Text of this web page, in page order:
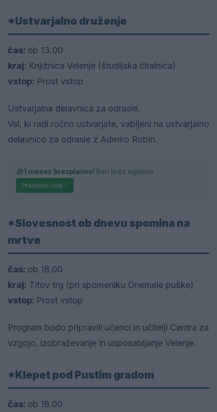
*Ustvarjalno druženje
čas: ob 13.00
kraj: Knjižnica Velenje (študijska čitalnica)
vstop: Prost vstop
Ustvarjalna delavnica za odrasle.
Vsi, ki radi ročno ustvarjate, vabljeni na ustvarjalno
delavnico za odrasle z Admiro Robin.
🎁1 mesec brezplačno! Beri brez oglasov
Preizkusi zdaj
*Slovesnost ob dnevu spomina na
mrtve
čas: ob 18.00
kraj: Titov trg (pri spomeniku Onemele puške)
vstop: Prost vstop
Program bodo pripravili učenci in učitelji Centra za
vzgojo, izobraževanje in usposabljanje Velenje.
*Klepet pod Pustim gradom
čas: ob 18.00